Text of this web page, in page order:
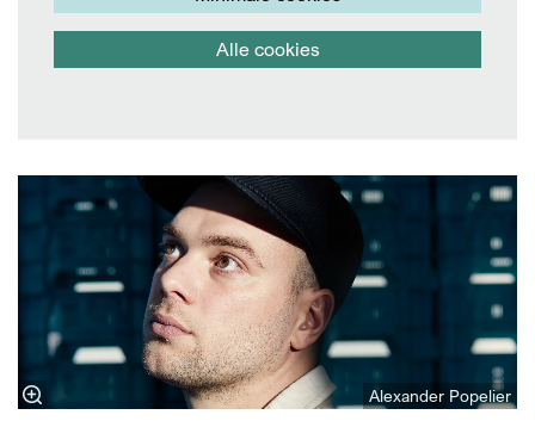
Alle cookies
Alexander Popelier